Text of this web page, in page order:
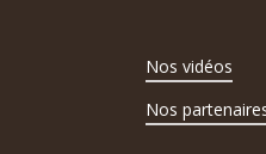
Nos vidéos
Nos